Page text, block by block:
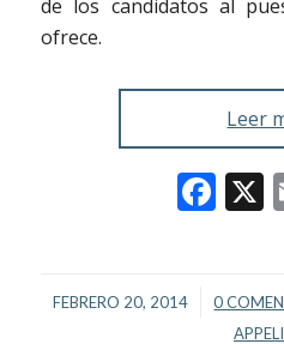
de los candidatos al
ofrece.
Leer
FEBRERO 20, 2014
/ 0 /